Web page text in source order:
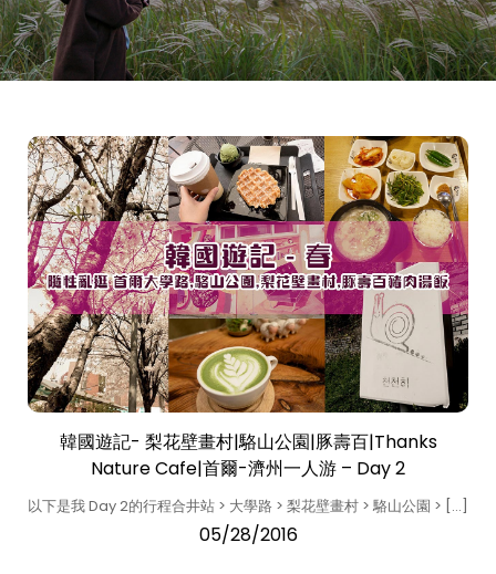
韓國遊記- 梨花壁畫村|駱山公園|豚壽百|Thanks
Nature Cafe|首爾-濟州一人游 – Day 2
以下是我 Day 2的行程合井站 > 大學路 > 梨花壁畫村 > 駱山公園 > […]
05/28/2016